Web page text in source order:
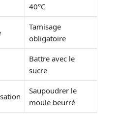
40°C
Tamisage
obligatoire
Battre avec le
sucre
Saupoudrer le
moule beurré